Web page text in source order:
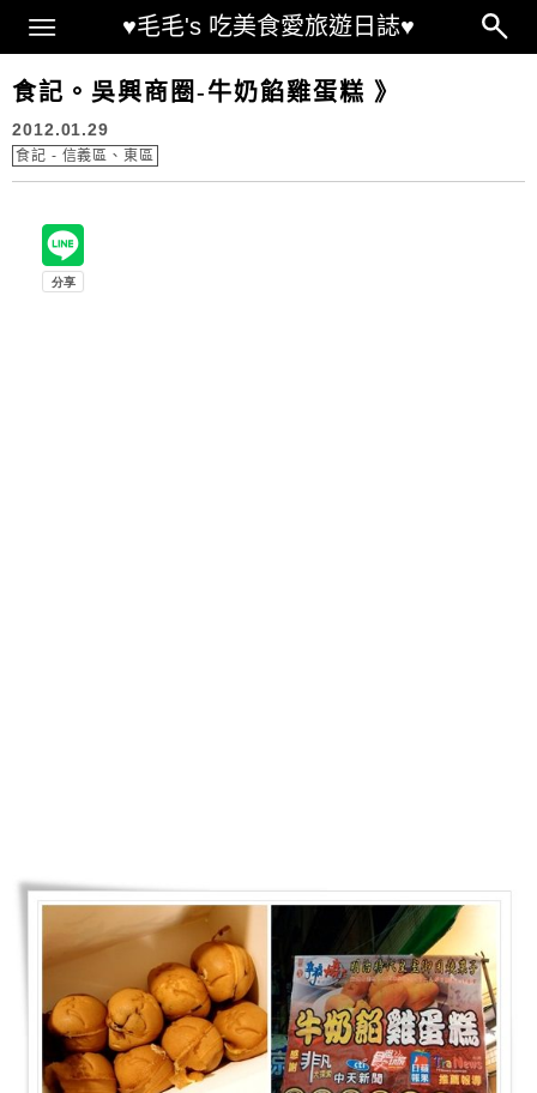
♥毛毛's 吃美食愛旅遊日誌♥
Main Menu
食記。吳興商圈-牛奶餡雞蛋糕 》
2012.01.29
食記 - 信義區、東區